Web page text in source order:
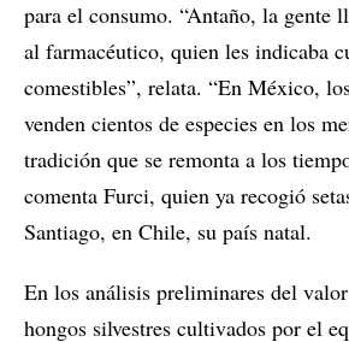
para el consumo. “Antaño, la gente
al farmacéutico, quien les indicaba
comestibles”, relata. “En México,
venden cientos de especies en los
tradición que se remonta a los
comenta Furci, quien ya recogió
Santiago, en Chile, su país natal.
En los análisis preliminares del
hongos silvestres cultivados por el